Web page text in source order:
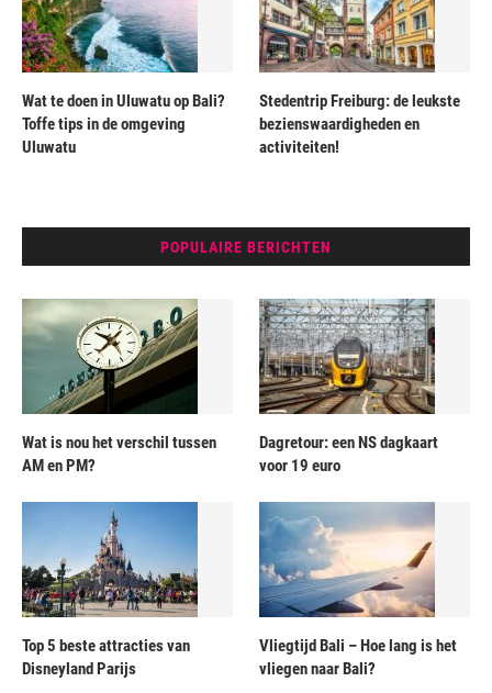
Wat te doen in Uluwatu op Bali?
Toffe tips in de omgeving
Uluwatu
Stedentrip Freiburg: de leukste
bezienswaardigheden en
activiteiten!
POPULAIRE BERICHTEN
Wat is nou het verschil tussen
AM en PM?
Dagretour: een NS dagkaart
voor 19 euro
Top 5 beste attracties van
Disneyland Parijs
Vliegtijd Bali – Hoe lang is het
vliegen naar Bali?